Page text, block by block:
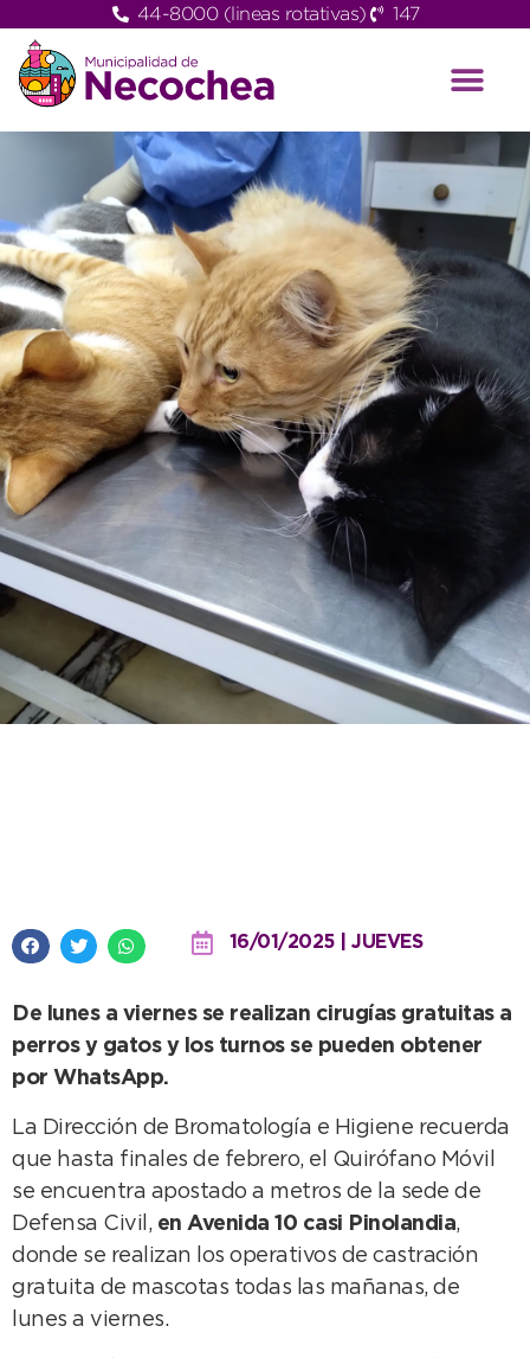
44-8000 (lineas rotativas) 147
16/01/2025 | JUEVES
De lunes a viernes se realizan cirugías gratuitas a
perros y gatos y los turnos se pueden obtener
por WhatsApp.
La Dirección de Bromatología e Higiene recuerda
que hasta finales de febrero, el Quirófano Móvil
se encuentra apostado a metros de la sede de
Defensa Civil,en Avenida 10 casi Pinolandia,
donde se realizan los operativos de castración
gratuita de mascotas todas las mañanas, de
lunes a viernes.